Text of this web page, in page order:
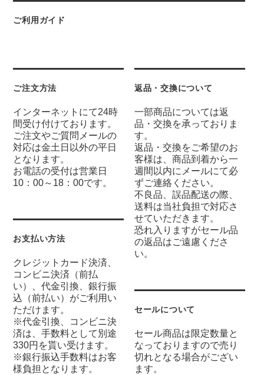
ご利用ガイド
ご注文方法
インターネットにて24時
間受け付けております。
ご注文やご質問メールの
対応は金土日以外の平日
となります。
お電話の受付は営業日
10：00～18：00です。
お支払い方法
クレジットカード決済、
コンビニ決済（前払
い）、代金引換、銀行振
込（前払い）がご利用い
ただけます。
※代金引換、コンビニ決
済は、手数料として別途
330円を貰い受けます。
※銀行振込手数料はお客
様負担となります。
返品・交換について
一部商品については返
品・交換を承っておりま
す。
返品・交換をご希望のお
客様は、商品到着から一
週間以内にメールにて必
ずご連絡ください。
不良品、誤品配送の際、
送料は当社負担で対応さ
せていただきます。
恐れ入りますがセール品
の返品はご遠慮くださ
い。
セールについて
セール商品は限定数量と
なっておりますので売り
切れとなる場合がござい
ます。